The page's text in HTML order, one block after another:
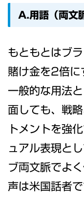
A.用語（両文
もともとはブ
賭け金を2倍に
一般的な用法
面しても、戦
トメントを強
ュアル表現と
ブ両文脈でよ
声は米国話者で